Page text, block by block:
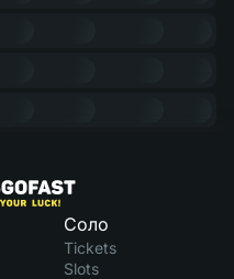
Соло
Tickets
Slots